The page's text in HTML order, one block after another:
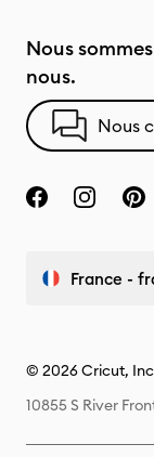
Nous
nous.
Nous
France -
© 2026 Cricut,
10855 S River